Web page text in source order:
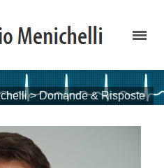
>Domande & Risposte